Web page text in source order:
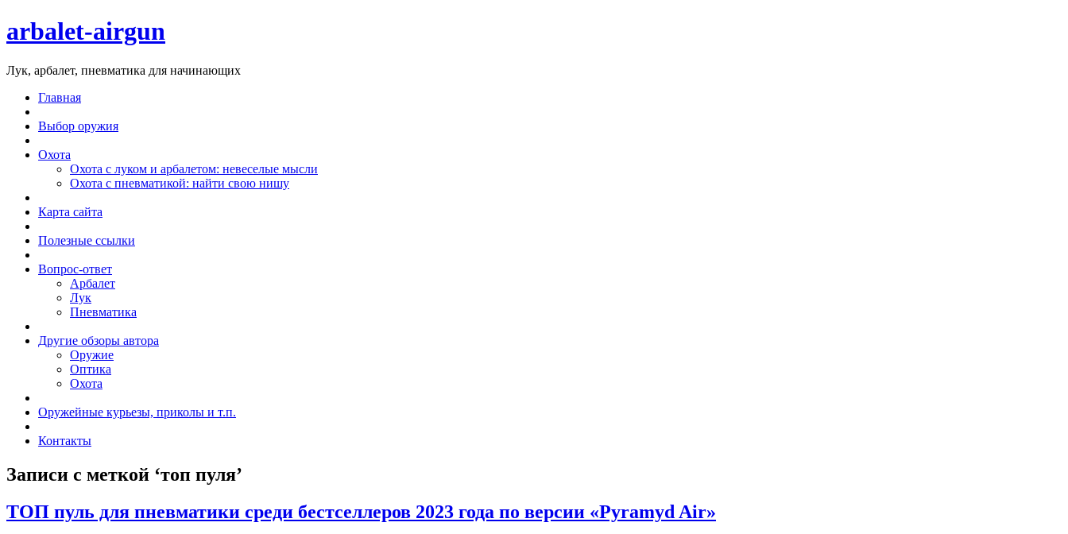
arbalet-airgun
Лук, арбалет, пневматика для начинающих
Главная
Выбор оружия
Охота
Охота с луком и арбалетом: невеселые мысли
Охота с пневматикой: найти свою нишу
Карта сайта
Полезные ссылки
Вопрос-ответ
Арбалет
Лук
Пневматика
Другие обзоры автора
Оружие
Оптика
Охота
Оружейные курьезы, приколы и т.п.
Контакты
Записи с меткой ‘топ пуля’
ТОП пуль для пневматики среди бестселлеров 2023 года по версии «Pyramyd Air»